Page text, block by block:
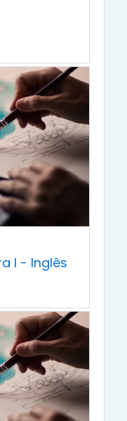
I - Inglês